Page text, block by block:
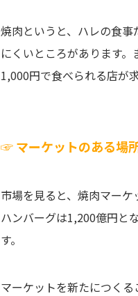
焼肉というと、ハレの食
にくいところがあります
1,000円で食べられる店が
☞ マーケットのある場
市場を見ると、焼肉マー
ハンバーグは1,200億円と
す。
マーケットを新たにつく